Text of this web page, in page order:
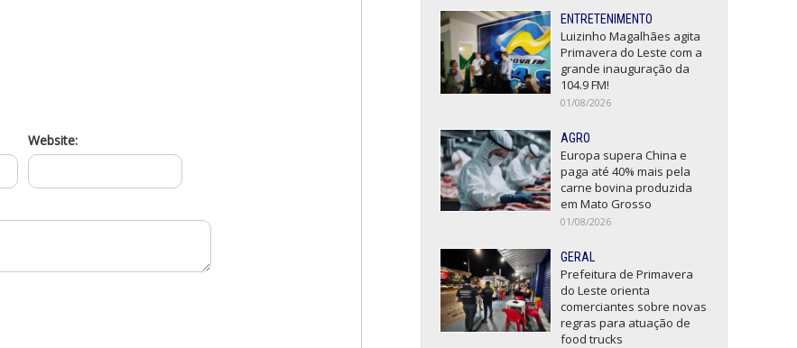
Website:
ENTRETENIMENTO
Luizinho Magalhães agita
Primavera do Leste com a
grande inauguração da
104.9 FM!
01/08/2026
AGRO
Europa supera China e
paga até 40% mais pela
carne bovina produzida
em Mato Grosso
01/08/2026
GERAL
Prefeitura de Primavera
do Leste orienta
comerciantes sobre novas
regras para atuação de
food trucks